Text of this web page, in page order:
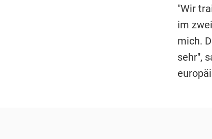
"Wir
im
mich.
sehr",